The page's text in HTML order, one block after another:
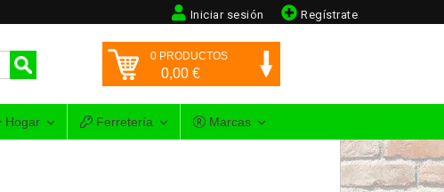
Regístrate
Iniciar sesión
0 PRODUCTOS
0,00 €
Hogar Ferretería Marcas